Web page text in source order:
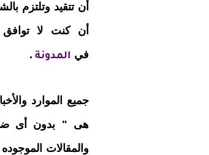
أن تتقيد وتلتزم
أن كنت لا توافق
في المدونة .
جميع الموارد
هى " بدون أى
والمقالات